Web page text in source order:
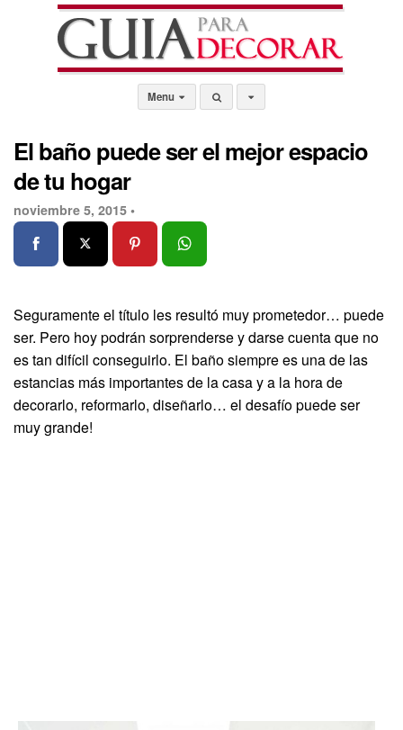
Menu
El baño puede ser el mejor espacio
de tu hogar
noviembre 5, 2015 •
Seguramente el título les resultó muy prometedor… puede
ser. Pero hoy podrán sorprenderse y darse cuenta que no
es tan difícil conseguirlo. El baño siempre es una de las
estancias más importantes de la casa y a la hora de
decorarlo, reformarlo, diseñarlo… el desafío puede ser
muy grande!